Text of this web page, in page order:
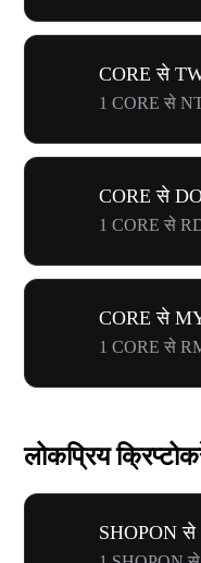
CORE से
1 CORE से
CORE से
1 CORE से
CORE से
1 CORE से
लोकप्रिय
SHOPON